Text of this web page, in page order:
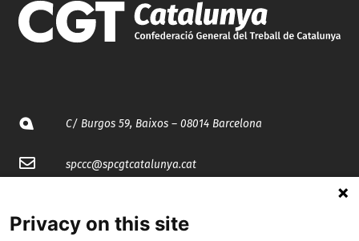
C/ Burgos 59, Baixos – 08014 Barcelona
spccc@spcgtcatalunya.cat
Privacy on this site